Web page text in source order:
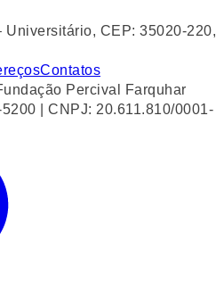
Universitário, CEP: 35020-220,
Contatos
Percival Farquhar
| CNPJ: 20.611.810/0001-